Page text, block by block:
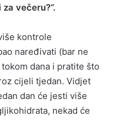
večeru?“.
kontrole
naređivati (bar ne
dana i pratite što
cijeli tjedan. Vidjet
dan će jesti više
nekad će